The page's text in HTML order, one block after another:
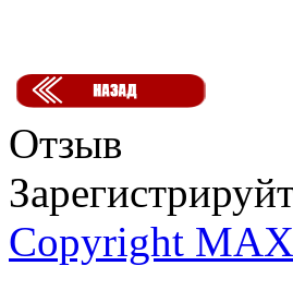
Отзыв
Copyright